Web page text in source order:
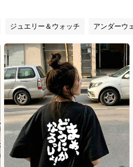
ジュエリー＆ウォッチ アンダーウ